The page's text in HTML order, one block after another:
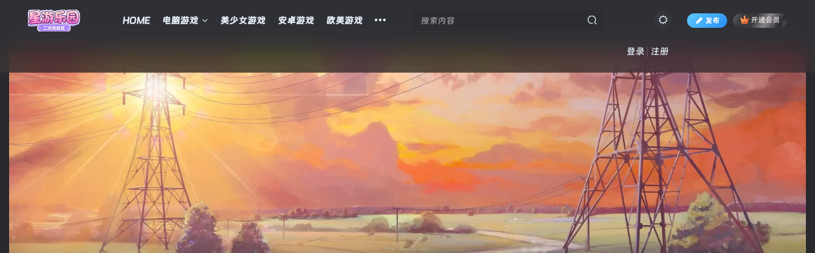
HOME 电脑游戏 美少女游戏 安卓游戏 欧美游戏 发布 开通会员
登录 注册